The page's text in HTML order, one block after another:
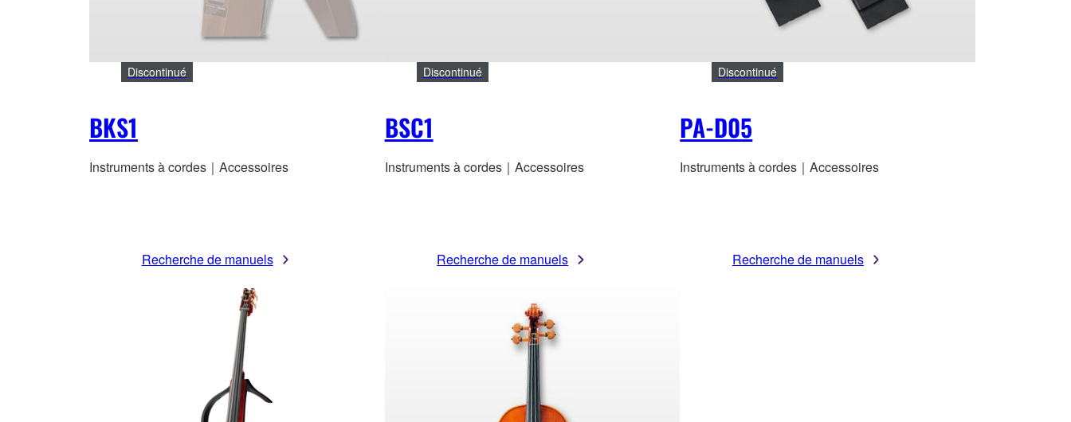
BKS1
Discontinué
Instruments à cordes｜Accessoires
Recherche de manuels
BSC1
Discontinué
Instruments à cordes｜Accessoires
Recherche de manuels
PA-D05
Discontinué
Instruments à cordes｜Accessoires
Recherche de manuels